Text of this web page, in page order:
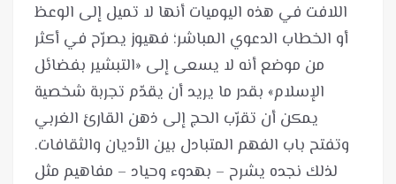
اللافت في هذه اليوميات أنها لا تميل إلى الوعظ
أو الخطاب الدعوي المباشر؛ فهيوز يصرّح في أكثر
من موضع أنه لا يسعى إلى «التبشير بفضائل
الإسلام» بقدر ما يريد أن يقدّم تجربة شخصية
يمكن أن تقرّب الحج إلى ذهن القارئ الغربي
وتفتح باب الفهم المتبادل بين الأديان والثقافات.
لذلك نجده يشرح – بهدوء وحياد – مفاهيم مثل